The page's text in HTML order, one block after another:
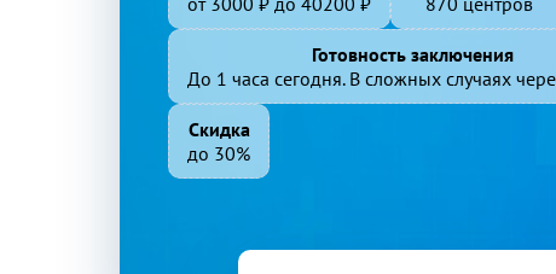
Готовность заключения
До 1 часа сегодня. В сложных случаях
Скидка
до 30%